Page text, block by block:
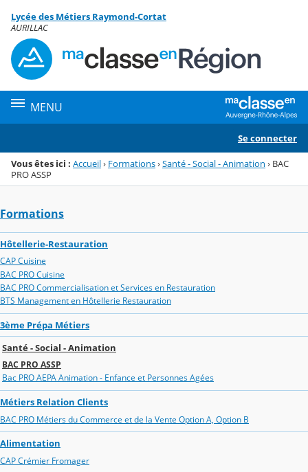
Menu de la rubrique
Contenu
Lycée des Métiers Raymond-Cortat
AURILLAC
MENU
Se connecter
Vous êtes ici : Accueil› Formations›Santé - Social - Animation › BAC
PRO ASSP
Formations
Hôtellerie-Restauration
CAP Cuisine
BAC PRO Cuisine
BAC PRO Commercialisation et Services en Restauration
BTS Management en Hôtellerie Restauration
3ème Prépa Métiers
Santé - Social - Animation
BAC PRO ASSP
Bac PRO AEPA Animation - Enfance et Personnes Agées
Métiers Relation Clients
BAC PRO Métiers du Commerce et de la Vente Option A, Option B
Alimentation
CAP Crémier Fromager